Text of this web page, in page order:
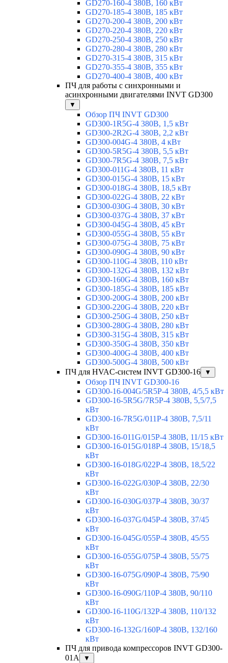
GD270-160-4 380В, 160 кВт
GD270-185-4 380В, 185 кВт
GD270-200-4 380В, 200 кВт
GD270-220-4 380В, 220 кВт
GD270-250-4 380В, 250 кВт
GD270-280-4 380В, 280 кВт
GD270-315-4 380В, 315 кВт
GD270-355-4 380В, 355 кВт
GD270-400-4 380В, 400 кВт
ПЧ для работы с синхронными и
асинхронными двигателями INVT GD300
▼
Обзор ПЧ INVT GD300
GD300-1R5G-4 380В, 1,5 кВт
GD300-2R2G-4 380В, 2,2 кВт
GD300-004G-4 380В, 4 кВт
GD300-5R5G-4 380В, 5,5 кВт
GD300-7R5G-4 380В, 7,5 кВт
GD300-011G-4 380В, 11 кВт
GD300-015G-4 380В, 15 кВт
GD300-018G-4 380В, 18,5 кВт
GD300-022G-4 380В, 22 кВт
GD300-030G-4 380В, 30 кВт
GD300-037G-4 380В, 37 кВт
GD300-045G-4 380В, 45 кВт
GD300-055G-4 380В, 55 кВт
GD300-075G-4 380В, 75 кВт
GD300-090G-4 380В, 90 кВт
GD300-110G-4 380В, 110 кВт
GD300-132G-4 380В, 132 кВт
GD300-160G-4 380В, 160 кВт
GD300-185G-4 380В, 185 кВт
GD300-200G-4 380В, 200 кВт
GD300-220G-4 380В, 220 кВт
GD300-250G-4 380В, 250 кВт
GD300-280G-4 380В, 280 кВт
GD300-315G-4 380В, 315 кВт
GD300-350G-4 380В, 350 кВт
GD300-400G-4 380В, 400 кВт
GD300-500G-4 380В, 500 кВт
ПЧ для HVAC-систем INVT GD300-16
▼
Обзор ПЧ INVT GD300-16
GD300-16-004G/5R5P-4 380В, 4/5,5 кВт
GD300-16-5R5G/7R5P-4 380В, 5,5/7,5
кВт
GD300-16-7R5G/011P-4 380В, 7,5/11
кВт
GD300-16-011G/015P-4 380В, 11/15 кВт
GD300-16-015G/018P-4 380В, 15/18,5
кВт
GD300-16-018G/022P-4 380В, 18,5/22
кВт
GD300-16-022G/030P-4 380В, 22/30
кВт
GD300-16-030G/037P-4 380В, 30/37
кВт
GD300-16-037G/045P-4 380В, 37/45
кВт
GD300-16-045G/055P-4 380В, 45/55
кВт
GD300-16-055G/075P-4 380В, 55/75
кВт
GD300-16-075G/090P-4 380В, 75/90
кВт
GD300-16-090G/110P-4 380В, 90/110
кВт
GD300-16-110G/132P-4 380В, 110/132
кВт
GD300-16-132G/160P-4 380В, 132/160
кВт
ПЧ для привода компрессоров INVT GD300-
01A
▼